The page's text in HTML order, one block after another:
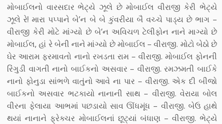
મોબાઈલનો વારસદાર ભેટ્યે ઝૂલે છે મોબાઈલ વીરાજી કેરી ભેટ્યે
ઝૂલે રે! મારા પપ્પાને બે’ન બે બે કુંવરીયા બૈ વચ્ચે પાડ્ય છે ભાગ –
વીરાજી કેરી મોટે માંગ્યો છે બે’ન અવિચળ ટેલીફોન નાને માગ્યો છે
મોબાઈલ, હાં રે બેની નાને માંગ્યો છે મોબાઈલ – વીરાજી. મોટો બેઠો છે
ઘેર આરામ ફરમાવતો નાનો રખડતા રામ – વીરાજી. મોબાઈલ ફોનની
રિંગુડી વાગતી નાનો બાઈકનો અસવાર – વીરાજી. રમઝમતી બાઈકે
નાનો ફોનુડા સાંભળે વાતુંનો આવે ના પાર – વીરાજી. એક દી બીજો
બાઈકનો અસવાર ભટકાયો નાનાની સાથ – વીરાજી. વેરાયા બોલ
વીરના ફેલાયા આભમાં પછડાયો સાવ ઊંધમૂંધ – વીરાજી. બેઉ હાથે
થયાં નાનાને ફ્રેક્ચર મોબાઈલનાં છૂટ્યાં બંધાણ – વીરાજી. ભેટ્યે